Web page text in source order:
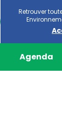
Retrouver
Agenda